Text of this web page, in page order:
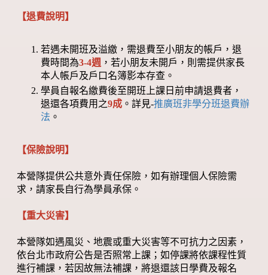
【退費說明】
若遇未開班及溢繳，需退費至小朋友的帳戶，退
費時間為3-4週 ，若小朋友未開戶，則需提供家長
本人帳戶及戶口名簿影本存查。
學員自報名繳費後至開班上課日前申請退費者，
退還各項費用之9成 。詳見-推廣班非學分班退費辦
法 。
【保險說明】
本營隊提供公共意外責任保險，如有辦理個人保險需
求，請家長自行為學員承保。
【重大災害】
本營隊如遇風災、地震或重大災害等不可抗力之因素，
依台北市政府公告是否照常上課；如停課將依課程性質
進行補課，若因故無法補課，將退還該日學費及報名